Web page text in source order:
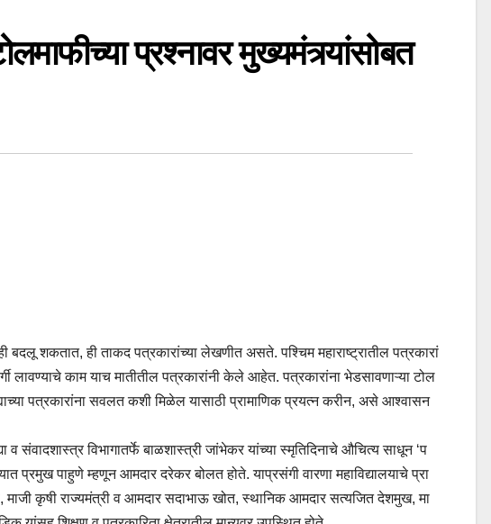
प्रश्नावर मुख्यमंत्र्यांसोबत
बदलू शकतात, ही ताकद पत्रकारांच्या लेखणीत असते. पश्चिम महाराष्ट्रातील पत्रकारां
लावण्याचे काम याच मातीतील पत्रकारांनी केले आहेत. पत्रकारांना भेडसावणाऱ्या टोल
पत्रकारांना सवलत कशी मिळेल यासाठी प्रामाणिक प्रयत्न करीन, असे आश्वासन
व संवादशास्त्र विभागातर्फे बाळशास्त्री जांभेकर यांच्या स्मृतिदिनाचे औचित्य साधून ‘प
पाहुणे म्हणून आमदार दरेकर बोलत होते. याप्रसंगी वारणा महाविद्यालयाचे प्रा
माजी कृषी राज्यमंत्री व आमदार सदाभाऊ खोत, स्थानिक आमदार सत्यजित देशमुख, मा